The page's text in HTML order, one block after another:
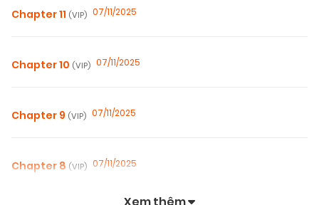
Chapter 11 (VIP) 07/11/2025
Chapter 10 (VIP) 07/11/2025
Chapter 9 (VIP) 07/11/2025
Chapter 8 (VIP) 07/11/2025